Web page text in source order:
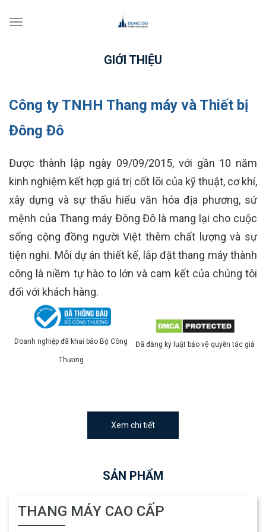
Toggle
GIỚI THIỆU
Công ty TNHH Thang máy và Thiết bị
Đông Đô
Được thành lập ngày 09/09/2015, với gần 10 năm
kinh nghiệm kết hợp giá trị cốt lõi của kỹ thuật, cơ khí,
xây dựng và sự thấu hiểu văn hóa địa phương, sứ
mệnh của Thang máy Đông Đô là mang lại cho cuộc
sống cộng đồng người Việt thêm chất lượng và sự
tiện nghi. Mỗi dự án thiết kế, lắp đặt thang máy thành
công là niềm tự hào to lớn và cam kết của chúng tôi
đối với khách hàng.
Doanh nghiệp đã khai báo Bộ Công
Thương
Đã đăng ký luật bảo vệ quyền tác giả
Xem chi tiết
SẢN PHẨM
THANG MÁY CAO CẤP